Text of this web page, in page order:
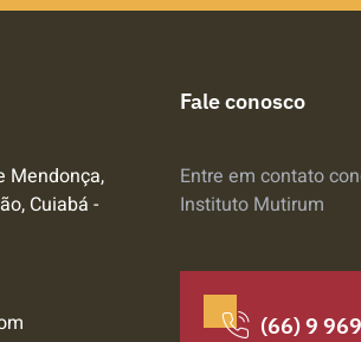
Mendonça,
Cuiabá -
Fale conosco
Entre em contato
Instituto Mutirum
(66) 9